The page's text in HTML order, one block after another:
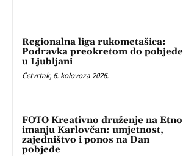
Regionalna liga rukometašica:
Podravka preokretom do pobjede
u Ljubljani
Četvrtak, 6. kolovoza 2026.
FOTO Kreativno druženje na Etno
imanju Karlovčan: umjetnost,
zajedništvo i ponos na Dan
pobjede